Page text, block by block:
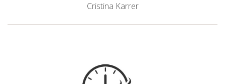
Cristina Karrer